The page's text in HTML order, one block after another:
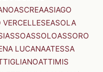
ASCREAASIAGO
ASOLA
ASSOASSOLOASSORO
LUCANAATESSA
ATTIMIS